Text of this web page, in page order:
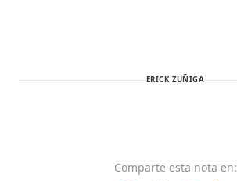
ERICK ZUÑIGA
Comparte esta nota en: